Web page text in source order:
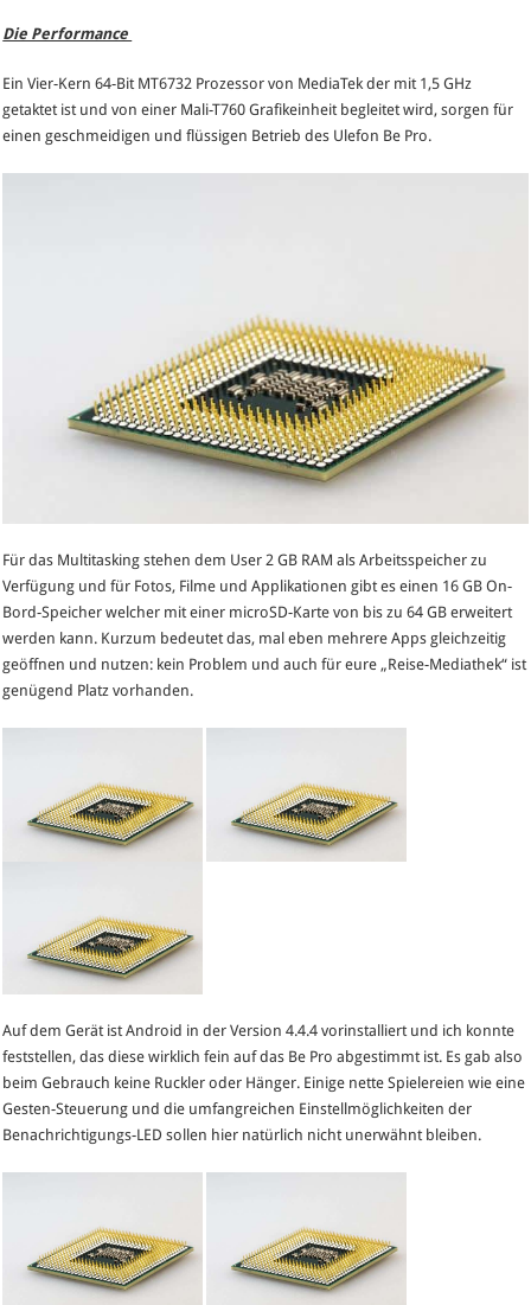
Die Performance
Ein Vier-Kern 64-Bit MT6732 Prozessor von MediaTek der mit 1,5 GHz
getaktet ist und von einer Mali-T760 Grafikeinheit begleitet wird, sorgen für
einen geschmeidigen und flüssigen Betrieb des Ulefon Be Pro.
Für das Multitasking stehen dem User 2 GB RAM als Arbeitsspeicher zu
Verfügung und für Fotos, Filme und Applikationen gibt es einen 16 GB On-
Bord-Speicher welcher mit einer microSD-Karte von bis zu 64 GB erweitert
werden kann. Kurzum bedeutet das, mal eben mehrere Apps gleichzeitig
geöffnen und nutzen: kein Problem und auch für eure „Reise-Mediathek“ ist
genügend Platz vorhanden.
Auf dem Gerät ist Android in der Version 4.4.4 vorinstalliert und ich konnte
feststellen, das diese wirklich fein auf das Be Pro abgestimmt ist. Es gab also
beim Gebrauch keine Ruckler oder Hänger. Einige nette Spielereien wie eine
Gesten-Steuerung und die umfangreichen Einstellmöglichkeiten der
Benachrichtigungs-LED sollen hier natürlich nicht unerwähnt bleiben.